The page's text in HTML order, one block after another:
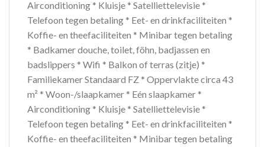
Airconditioning * Kluisje * Satelliettelevisie *
Telefoon tegen betaling * Eet- en drinkfaciliteiten *
Koffie- en theefaciliteiten * Minibar tegen betaling
* Badkamer douche, toilet, föhn, badjassen en
badslippers * Wifi * Balkon of terras (zitje) *
Familiekamer Standaard FZ * Oppervlakte circa 43
m² * Woon-/slaapkamer * Eén slaapkamer *
Airconditioning * Kluisje * Satelliettelevisie *
Telefoon tegen betaling * Eet- en drinkfaciliteiten *
Koffie- en theefaciliteiten * Minibar tegen betaling